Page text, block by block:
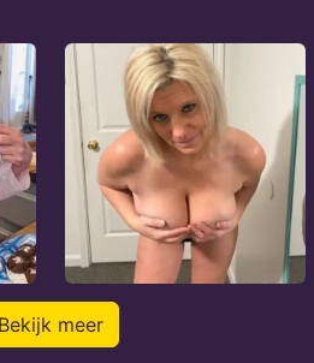
Bekijk meer